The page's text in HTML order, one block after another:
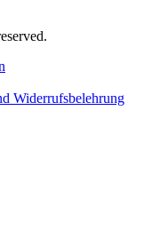
Widerrufsbelehrung